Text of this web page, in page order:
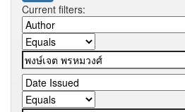
Current filters: